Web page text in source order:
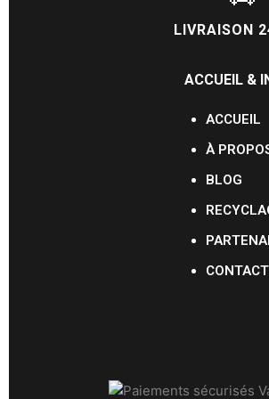
LIVRAISON
ACCUEIL &
ACCUEIL
À
BLOG
CONTACT